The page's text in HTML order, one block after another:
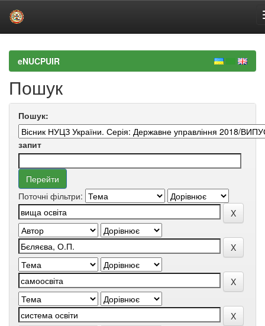
navigationeNUCPUIR
Пошук
Пошук:
запит
Поточні фільтри: